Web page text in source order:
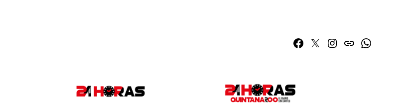
Facebook
TwitterInstagram
issuuWhatsapp